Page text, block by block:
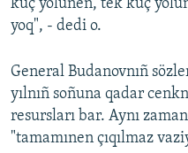
küç yolunen, tek küç
yoq", - dedi o.
General Budanovnıñ
yılnıñ soñuna qadar
resursları bar. Aynı
"tamamınen çıqılmaz